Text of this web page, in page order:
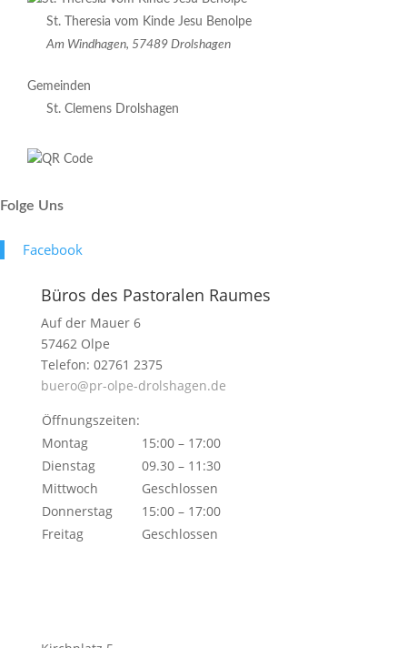
St. Theresia vom Kinde Jesu Benolpe
Am Windhagen, 57489 Drolshagen
Gemeinden
St. Clemens Drolshagen
Folge Uns
Face­book
Büros des Pastoralen Raumes
Auf der Mauer 6
57462 Olpe
Telefon: 02761 2375
buero@pr-olpe-drolshagen.de
Öffnungszeiten:
Montag
15:00 – 17:00
Dienstag
09.30 – 11:30
Mittwoch
Geschlossen
Donnerstag
15:00 – 17:00
Freitag
Geschlossen